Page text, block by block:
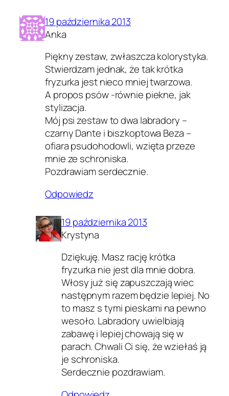
19 października 2013
Anka
Piękny zestaw, zwłaszcza kolorystyka.
Stwierdzam jednak, że tak krótka
fryzurka jest nieco mniej twarzowa.
A propos psów -równie piekne, jak
stylizacja.
Mój psi zestaw to dwa labradory –
czarny Dante i biszkoptowa Beza –
ofiara psudohodowli, wzięta przeze
mnie ze schroniska.
Pozdrawiam serdecznie.
Odpowiedz
19 października 2013
Krystyna
Dziękuję. Masz rację krótka
fryzurka nie jest dla mnie dobra.
Włosy już się zapuszczają wiec
następnym razem będzie lepiej. No
to masz s tymi pieskami na pewno
wesoło. Labradory uwielbiają
zabawę i lepiej chowają się w
parach. Chwali Ci się, że wziełaś ją
je schroniska.
Serdecznie pozdrawiam.